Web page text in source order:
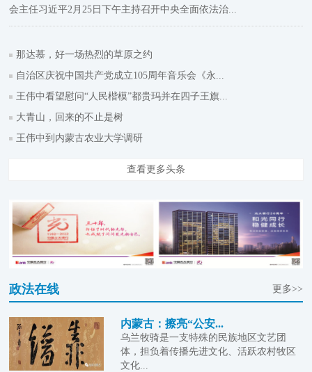
会主任习近平2月25日下午主持召开中央全面依法治...
那达慕，好一场热烈的草原之约
自治区庆祝中国共产党成立105周年音乐会《永...
王伟中看望慰问“人民楷模”都贵玛并在四子王旗...
大青山，回来的不止是树
王伟中到内蒙古农业大学调研
查看更多头条
政法在线 更多>>
内蒙古：擦亮“公安...
乌兰牧骑是一支特殊的民族地区文艺团
体，担负着传播先进文化、活跃农村牧区
文化...